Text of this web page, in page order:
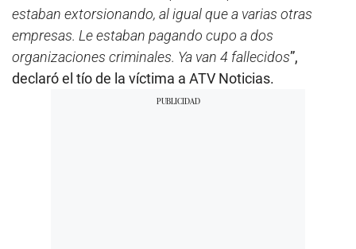
estaban extorsionando, al igual que a varias otras
empresas. Le estaban pagando cupo a dos
organizaciones criminales. Ya van 4 fallecidos”,
declaró el tío de la víctima a ATV Noticias.